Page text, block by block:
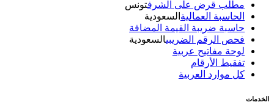
مطلب قرض على الشرف تونس
الحاسبة العماليةالسعودية
حاسبة ضريبة القيمة المضافة
فحص الرقم الضريبيالسعودية
لوحة مفاتيح عربية
تفقيط الأرقام
كل موارد العربية
الخدمات